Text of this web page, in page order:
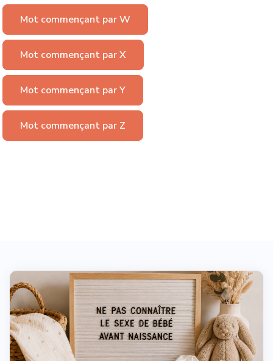
Mot commençant par W
Mot commençant par X
Mot commençant par Y
Mot commençant par Z